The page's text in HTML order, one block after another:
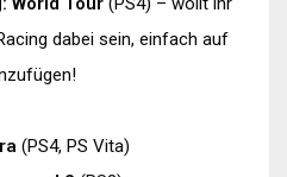
dabei sein, einfach auf
(PS4, PS Vita)